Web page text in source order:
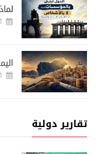
تقارير دولية